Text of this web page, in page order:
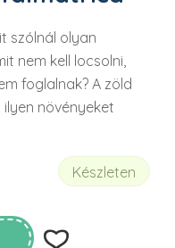
szólnál olyan
nem kell locsolni,
foglalnak? A zöld
növényeket
Készleten